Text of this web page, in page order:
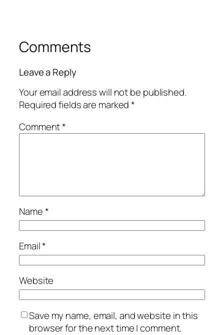
Comments
Leave a Reply
Your email address will not be published.
Required fields are marked*
Comment*
Name*
Email*
Website
Save my name, email, and website in this
browser for the next time I comment.